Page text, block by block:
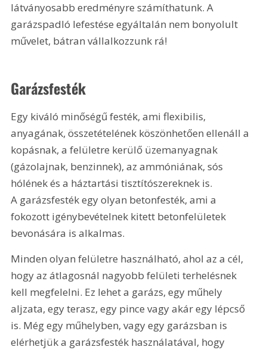
látványosabb eredményre számíthatunk. A
garázspadló lefestése egyáltalán nem bonyolult
művelet, bátran vállalkozzunk rá!
Garázsfesték
Egy kiváló minőségű festék, ami flexibilis,
anyagának, összetételének köszönhetően ellenáll a
kopásnak, a felületre kerülő üzemanyagnak
(gázolajnak, benzinnek), az ammóniának, sós
hólének és a háztartási tisztítószereknek is.
A garázsfesték egy olyan betonfesték, ami a
fokozott igénybevételnek kitett betonfelületek
bevonására is alkalmas.
Minden olyan felületre használható, ahol az a cél,
hogy az átlagosnál nagyobb felületi terhelésnek
kell megfelelni. Ez lehet a garázs, egy műhely
aljzata, egy terasz, egy pince vagy akár egy lépcső
is. Még egy műhelyben, vagy egy garázsban is
elérhetjük a garázsfesték használatával, hogy